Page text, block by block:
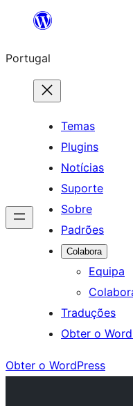
Saltar
o
conteúdo
Portugal
Temas
Plugins
Notícias
Suporte
Sobre
Padrões
Colabora
Equipa
Traduções
Obter o
Obter o WordPress